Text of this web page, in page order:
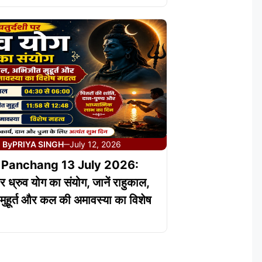
ByPRIYA SINGH—July 12, 2026
13 July 2026:
ध्रुव योग का संयोग, जानें राहुकाल,
और कल की अमावस्या का विशेष